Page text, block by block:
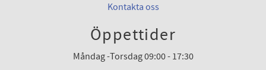
Kontakta oss
Öppettider
Måndag -Torsdag 09:00 - 17:30